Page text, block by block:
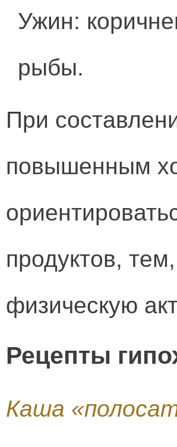
Ужин:
рыбы.
При
повышенным
продуктов,
физическую
Рецепты
Каша